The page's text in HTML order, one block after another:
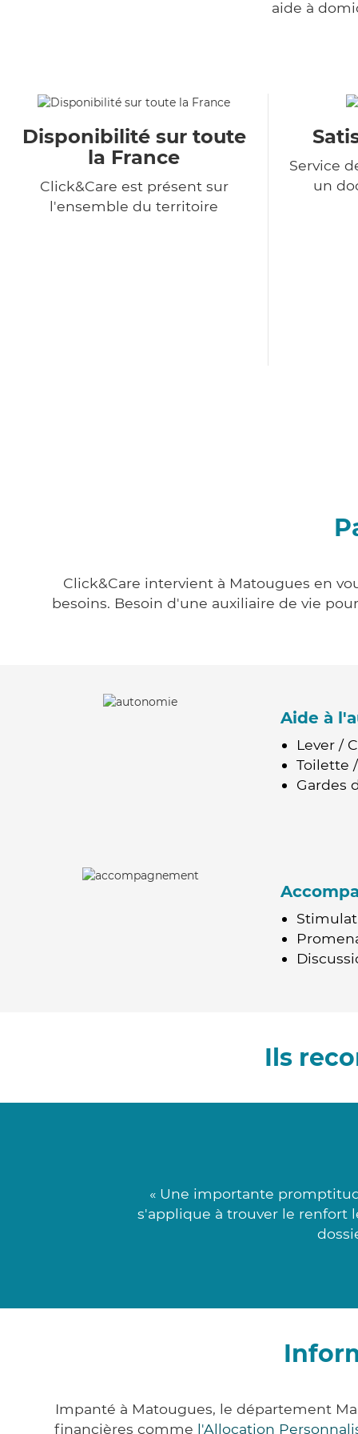
aide à
Disponibilité sur toute
la France
Click&Care est présent sur
l'ensemble du territoire
Service
un
Click&Care intervient à Matougues en
besoins. Besoin d'une auxiliaire de vie
Aide à
Lever /
Toilette
Gardes
Ils
« Une importante
s'applique à trouver le renfort
Impanté à Matougues, le département
financières comme l'Allocation